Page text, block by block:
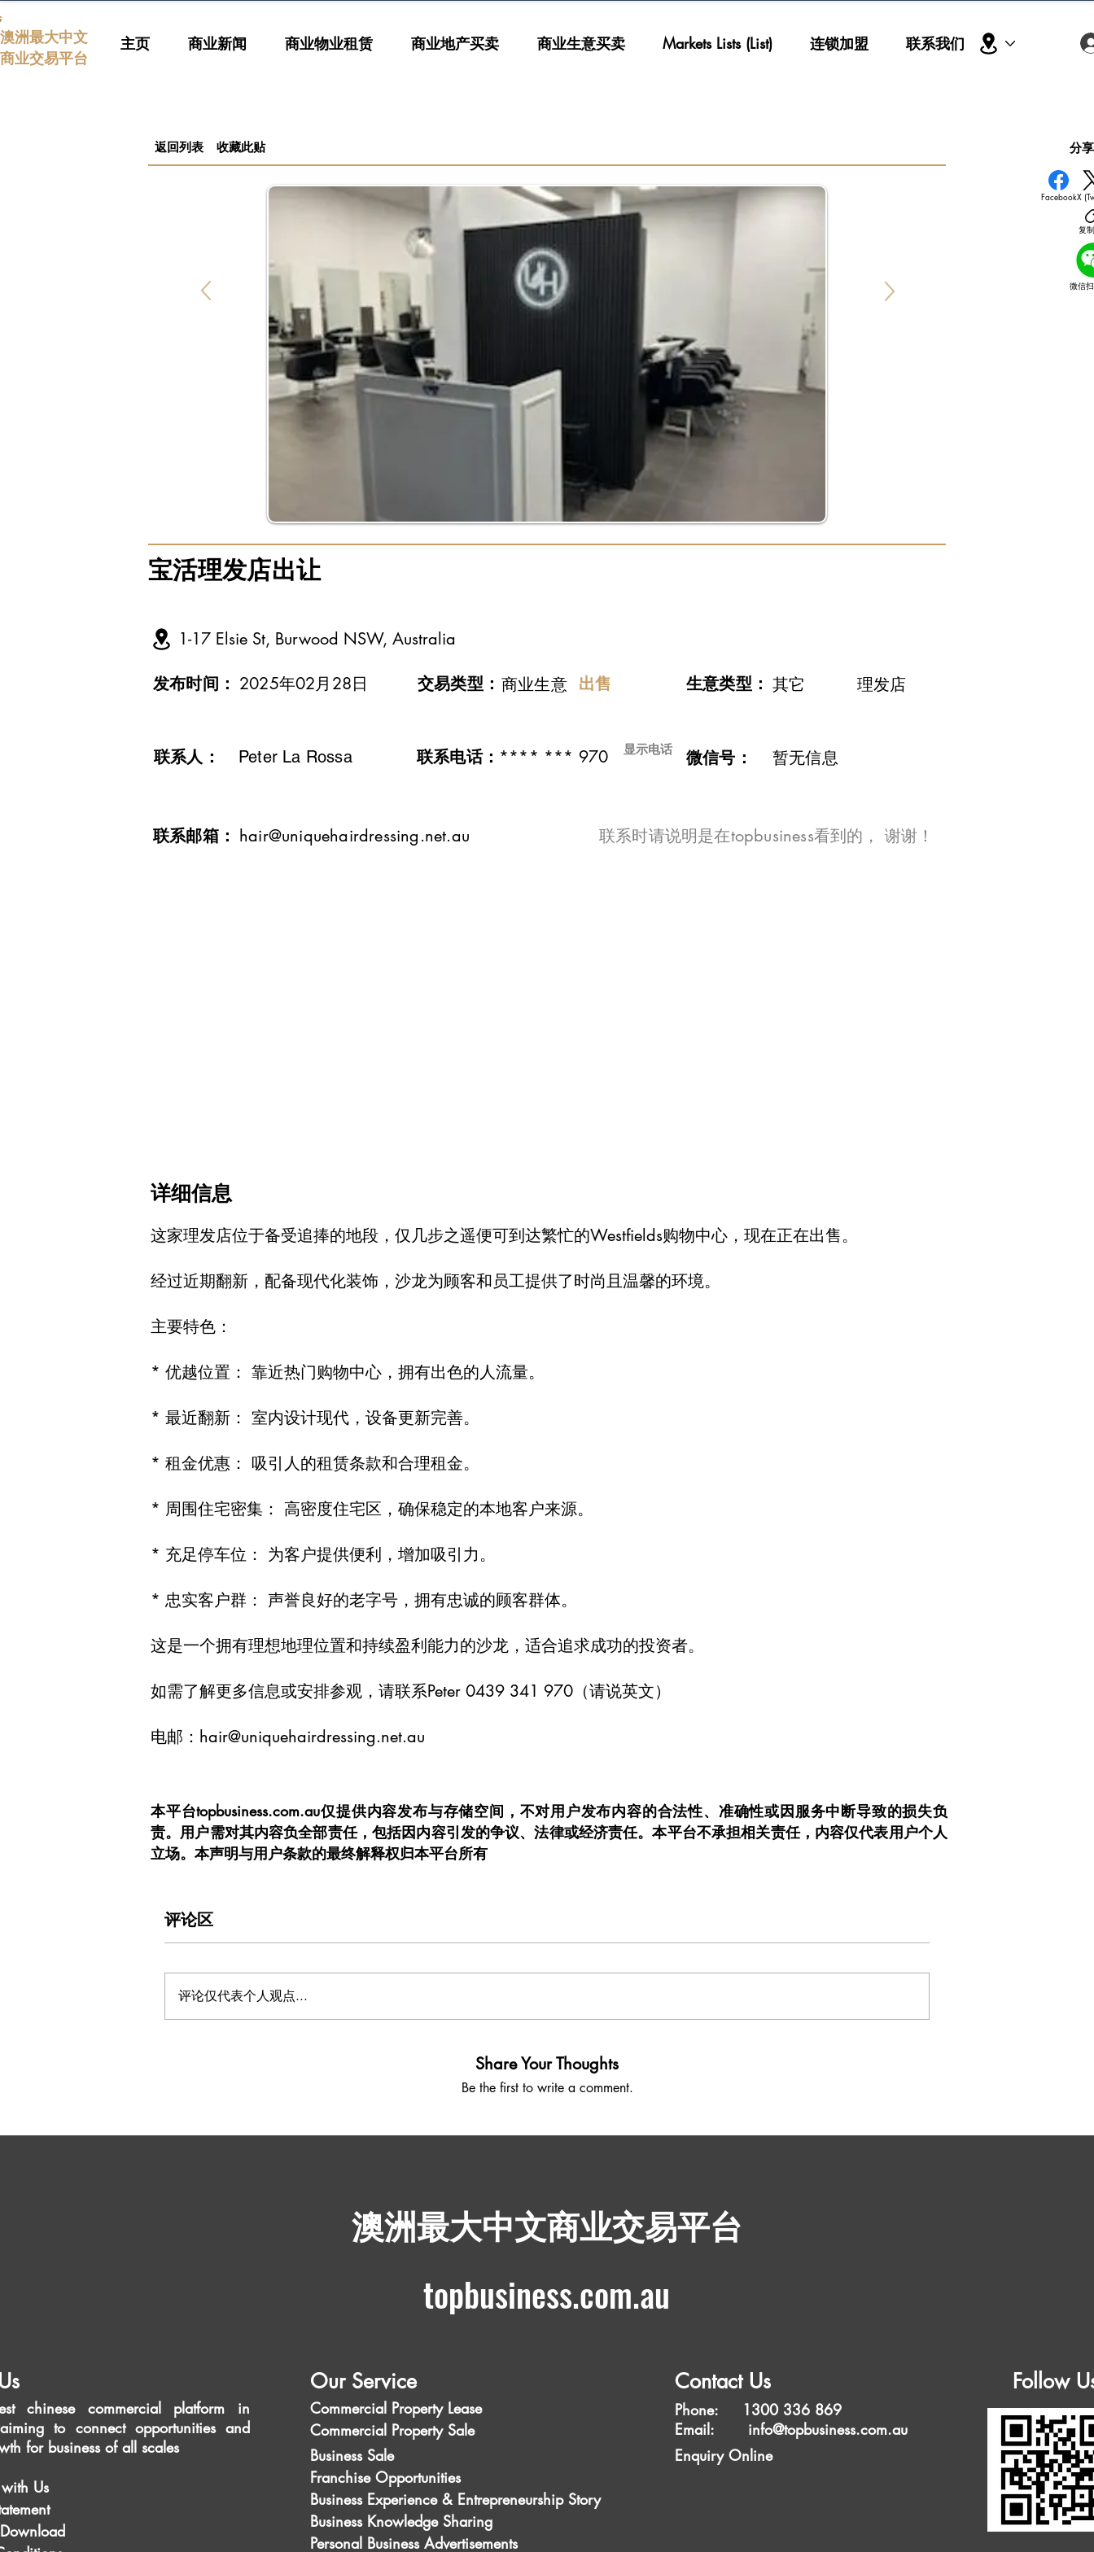
澳洲最大中文
商业交易平台
主页 商业新闻 商业物业租赁 商业地产买卖 商业生意买卖 Markets Lists (List) 连锁加盟 联系我们
返回列表 收藏此贴 分
FacebookX
复
微信
宝活理发店出让
1-17 Elsie St, Burwood NSW, Australia
发布时间： 2025年02月28日 交易类型： 商业生意 出售 ​生意类型： 其它 理发店
联系人： Peter La Rossa 联系电话： **** *** 970 显示电话 微信号： 暂无信息
​联系邮箱： hair@uniquehairdressing.net.au ​联系时请说明是在topbusiness看到的， 谢谢！
详细信息
这家理发店位于备受追捧的地段，仅几步之遥便可到达繁忙的Westfields购物中心，现在正在出售。
经过近期翻新，配备现代化装饰，沙龙为顾客和员工提供了时尚且温馨的环境。
主要特色：
* 优越位置： 靠近热门购物中心，拥有出色的人流量。
* 最近翻新： 室内设计现代，设备更新完善。
* 租金优惠： 吸引人的租赁条款和合理租金。
* 周围住宅密集： 高密度住宅区，确保稳定的本地客户来源。
* 充足停车位： 为客户提供便利，增加吸引力。
* 忠实客户群： 声誉良好的老字号，拥有忠诚的顾客群体。
这是一个拥有理想地理位置和持续盈利能力的沙龙，适合追求成功的投资者。
如需了解更多信息或安排参观，请联系Peter 0439 341 970（请说英文）
电邮： hair@uniquehairdressing.net.au
本平台topbusiness.com.au仅提供内容发布与存储空间，不对用户发布内容的合法性、准确性或因服务中断导致的损失负
责。用户需对其内容负全部责任，包括因内容引发的争议、法律或经济责任。本平台不承担相关责任，内容仅代表用户个人
立场。本声明与用户条款的最终解释权归本平台所有
评论区
评论仅代表个人观点...
Share Your Thoughts
Be the first to write a comment.
​澳洲最大中文商业交易平台
topbusiness.com.au
chinese commercial platform in
to connect opportunities and
for business of all scales
Us
Our Service
Commercial Property Lease
Commercial Property Sale
Business Sale
Franchise Opportunities
Business Experience & Entrepreneurship Story
Business Knowledge Sharing
Personal Business Advertisements
Contact Us
Phone: 1300 336 869
Email: info@topbusiness.com.au
Enquiry Online
Follow